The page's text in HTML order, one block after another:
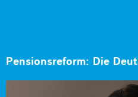
Pensionsreform: Die